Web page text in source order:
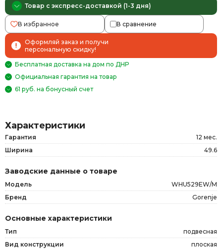
Товар с экспресс-доставкой (1-3 дня)
В избранное В сравнение
Оформляй заказ и получи
персональную скидку!
Бесплатная доставка на дом по ДНР
Официальная гарантия на товар
61 руб. на бонусный счет
Характеристики
Гарантия
12 мес.
Ширина
49.6
Заводские данные о товаре
Модель
WHU529EW/M
Бренд
Gorenje
Основные характеристики
Тип
подвесная
Вид конструкции
плоская